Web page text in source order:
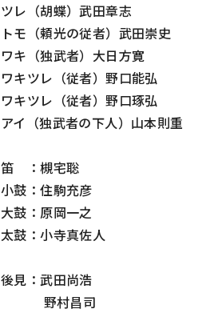
ツレ（胡蝶）武田章志
トモ（頼光の従者）武田崇史
ワキ（独武者）大日方寛
ワキツレ（従者）野口能弘
ワキツレ（従者）野口琢弘
アイ（独武者の下人）山本則重
笛 ：槻宅聡
小鼓：住駒充彦
大鼓：原岡一之
太鼓：小寺真佐人
後見：武田尚浩
野村昌司